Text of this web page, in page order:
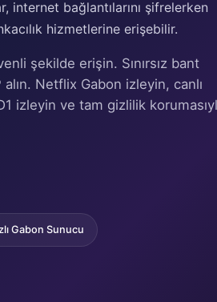
internet bağlantılarını şifrelerken
hizmetlerine erişebilir.
şekilde erişin. Sınırsız bant
Netflix Gabon izleyin, canlı
izleyin ve tam gizlilik
Gabon Sunucu